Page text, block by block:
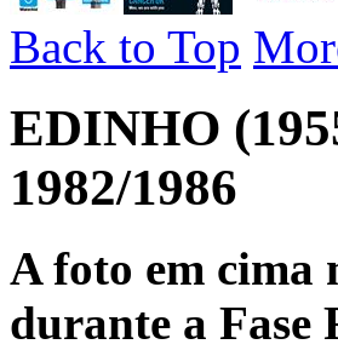
Back to Top
EDINHO
1982/1986
A foto em
durante a Fase